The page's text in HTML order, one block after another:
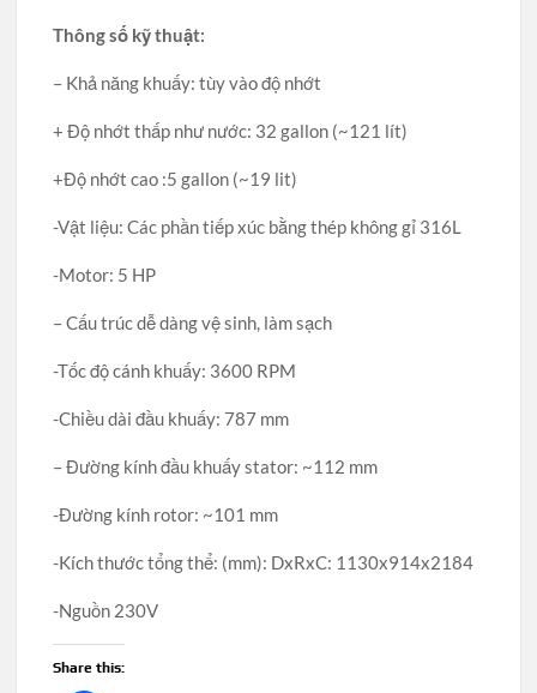
Thông số kỹ thuật:
– Khả năng khuấy: tùy vào độ nhớt
+ Độ nhớt thấp như nước: 32 gallon (~121 lít)
+Độ nhớt cao :5 gallon (~19 lit)
-Vật liệu: Các phần tiếp xúc bằng thép không gỉ 316L
-Motor: 5 HP
– Cấu trúc dễ dàng vệ sinh, làm sạch
-Tốc độ cánh khuấy: 3600 RPM
-Chiều dài đầu khuấy: 787 mm
– Đường kính đầu khuấy stator: ~112 mm
-Đường kính rotor: ~101 mm
-Kích thước tổng thể: (mm): DxRxC: 1130x914x2184
-Nguồn 230V
Share this: